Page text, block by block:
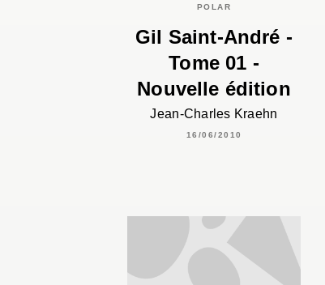
POLAR
Gil Saint-André -
Tome 01 -
Nouvelle édition
Jean-Charles Kraehn
16/06/2010